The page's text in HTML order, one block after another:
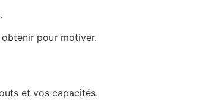
pour motiver.
et vos capacités.